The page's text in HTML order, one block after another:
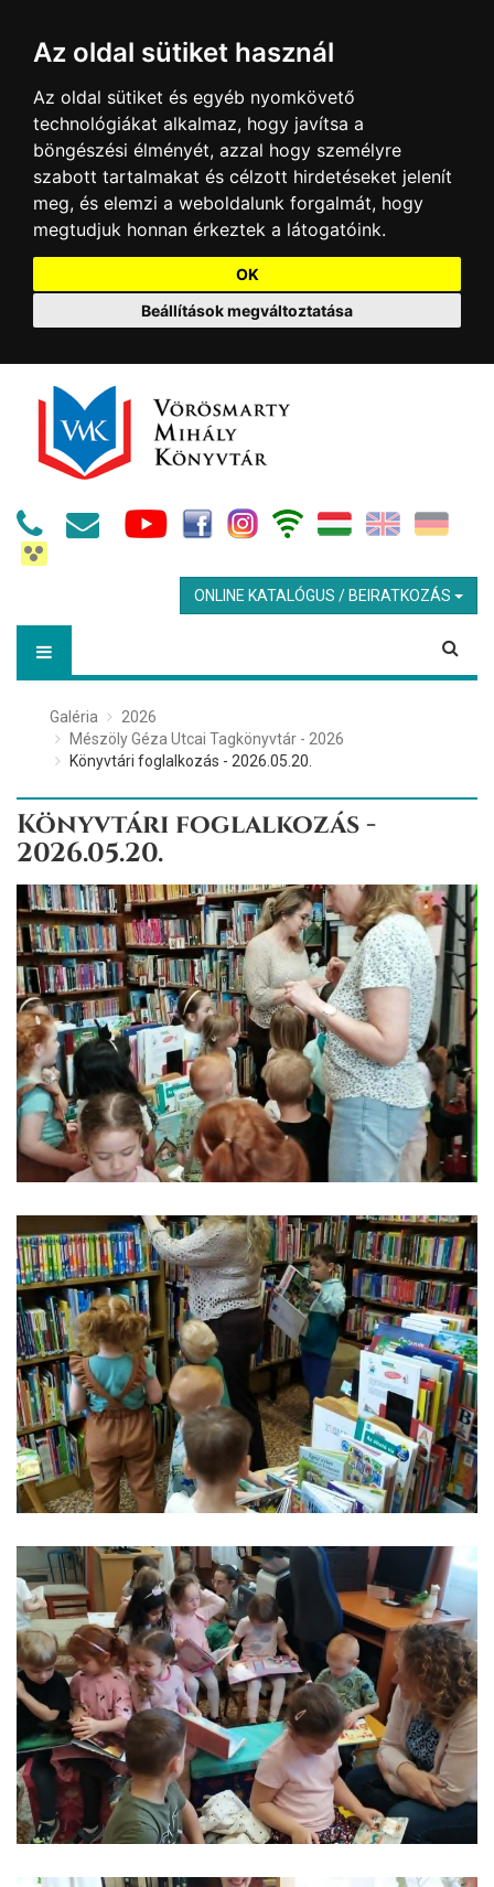
Az oldal sütiket használ
Az oldal sütiket és egyéb nyomkövető
technológiákat alkalmaz, hogy javítsa a
böngészési élményét, azzal hogy személyre
szabott tartalmakat és célzott hirdetéseket jelenít
meg, és elemzi a weboldalunk forgalmát, hogy
megtudjuk honnan érkeztek a látogatóink.
OK
Beállítások megváltoztatása
ONLINE KATALÓGUS / BEIRATKOZÁS
Galéria
2026
Mészöly Géza Utcai Tagkönyvtár - 2026
Könyvtári foglalkozás - 2026.05.20.
Könyvtári foglalkozás -
2026.05.20.